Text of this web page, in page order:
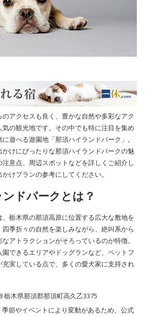
アクセスも良く、豊かな自然や多彩なアク
の観光地です。その中でも特に注目を集め
遊べる遊園地「那須ハイランドパーク」。
けにぴったりな那須ハイランドパークの魅
意点、周辺スポットなどを詳しくご紹介し
けプランの参考にしてください。
ドパークとは？
栃木県の那須高原に位置する広大な敷地を
季折々の自然を楽しみながら、絶叫系から
アトラクションがそろっているのが特徴。
できるエリアやドッグランなど、ペットフ
充実している点で、多くの愛犬家に支持され
栃木県那須郡那須町高久乙3375
季節やイベントにより変動があるため、公式